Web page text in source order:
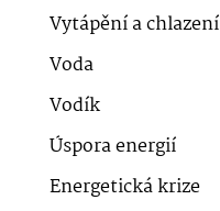
Vytápění a chlazení
Voda
Vodík
Úspora energií
Energetická krize